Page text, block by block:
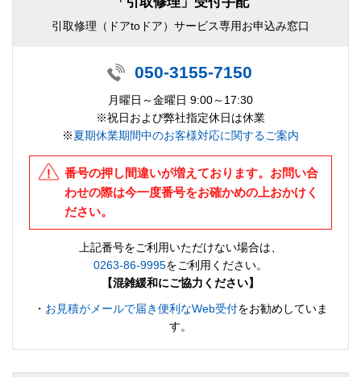
引取修理（ドアtoドア）サービス専用お申込み窓口
050-3155-7150
月曜日～金曜日 9:00～17:30
※祝日および弊社指定休日は休業
※夏期休業期間中のお客様対応に関するご案内
番号の押し間違いが増えております。お問い合
わせの際は今一度番号をお確かめの上おかけく
ださい。
上記番号をご利用いただけない場合は、
0263-86-9995をご利用ください。
【混雑緩和にご協力ください】
・ お見積がメールで届き便利なWeb受付をお勧めしていま
す。